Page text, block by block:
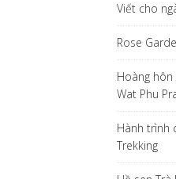
Viết cho
Rose
Hoàng
Wat Phu
Hành trình
Trekking